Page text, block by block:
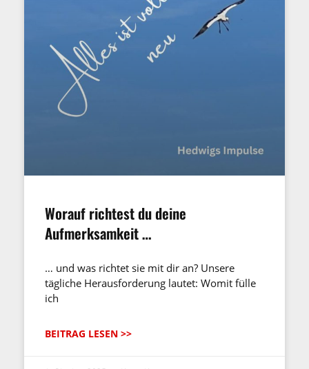
Worauf richtest du deine
Aufmerksamkeit …
… und was richtet sie mit dir an? Unsere
tägliche Herausforderung lautet: Womit fülle
ich
BEITRAG LESEN >>